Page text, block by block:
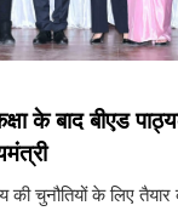
के बाद बीएड
की चुनौतियों के लिए